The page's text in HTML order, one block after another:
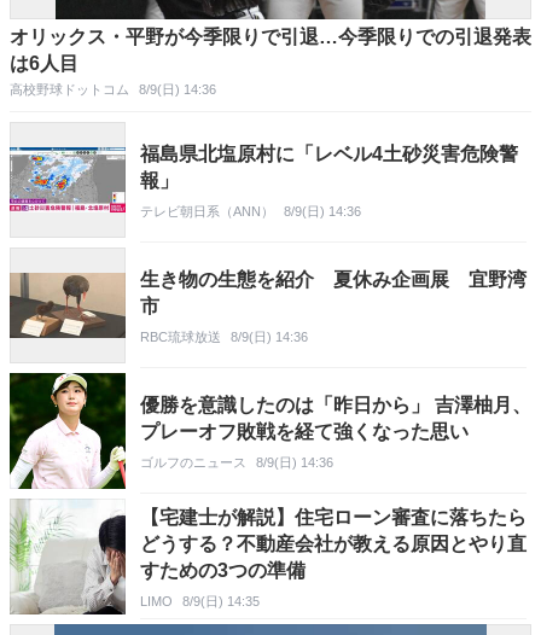
オリックス・平野が今季限りで引退…今季限りでの引退発表
は6人目
高校野球ドットコム 8/9(日) 14:36
福島県北塩原村に「レベル4土砂災害危険警
報」
テレビ朝日系（ANN） 8/9(日) 14:36
生き物の生態を紹介 夏休み企画展 宜野湾
市
RBC琉球放送 8/9(日) 14:36
優勝を意識したのは「昨日から」 吉澤柚月、
プレーオフ敗戦を経て強くなった思い
ゴルフのニュース 8/9(日) 14:36
【宅建士が解説】住宅ローン審査に落ちたら
どうする？不動産会社が教える原因とやり直
すための3つの準備
LIMO 8/9(日) 14:35